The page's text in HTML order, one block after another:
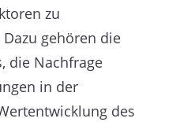
zu
gehören die
die Nachfrage
in der
des